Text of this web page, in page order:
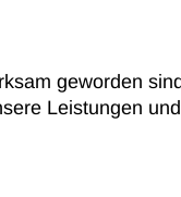
geworden
Leistungen